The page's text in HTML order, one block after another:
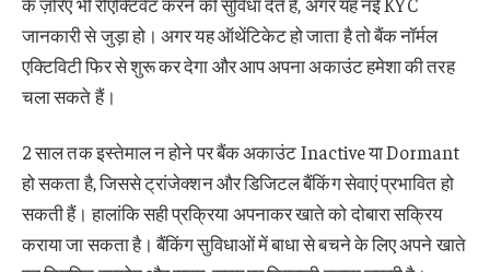
जानकारी से जुड़ा हो। अगर यह ऑथेंटिकेट हो जाता है तो बैंक नॉर्मल
एक्टिविटी फिर से शुरू कर देगा और आप अपना अकाउंट हमेशा की तरह
चला सकते हैं।
2 साल तक इस्तेमाल न होने पर बैंक अकाउंट Inactive या Dormant
हो सकता है, जिससे ट्रांजेक्शन और डिजिटल बैंकिंग सेवाएं प्रभावित हो
सकती हैं। हालांकि सही प्रक्रिया अपनाकर खाते को दोबारा सक्रिय
कराया जा सकता है। बैंकिंग सुविधाओं में बाधा से बचने के लिए अपने खाते